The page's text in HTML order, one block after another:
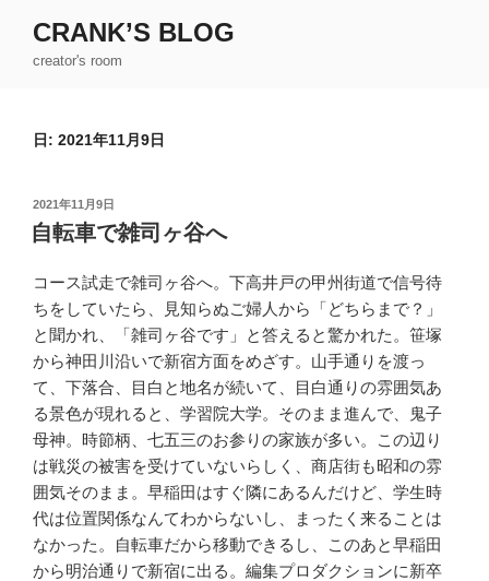
CRANK’S BLOG
creator's room
日: 2021年11月9日
投
稿
日:
2021年11月9日
自転車で雑司ヶ谷へ
コース試走で雑司ヶ谷へ。下高井戸の甲州街道で信号待
ちをしていたら、見知らぬご婦人から「どちらまで？」
と聞かれ、「雑司ヶ谷です」と答えると驚かれた。笹塚
から神田川沿いで新宿方面をめざす。山手通りを渡っ
て、下落合、目白と地名が続いて、目白通りの雰囲気あ
る景色が現れると、学習院大学。そのまま進んで、鬼子
母神。時節柄、七五三のお参りの家族が多い。この辺り
は戦災の被害を受けていないらしく、商店街も昭和の雰
囲気そのまま。早稲田はすぐ隣にあるんだけど、学生時
代は位置関係なんてわからないし、まったく来ることは
なかった。自転車だから移動できるし、このあと早稲田
から明治通りで新宿に出る。編集プロダクションに新卒